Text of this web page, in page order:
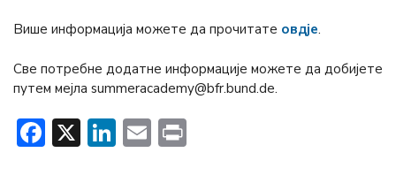
Више информација можете да прочитате овдје.
Све потребне додатне информације можете да добијете
путем мејла summeracademy@bfr.bund.de.
Facebook
X LinkedIn
Email